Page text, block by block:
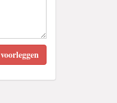
voorleggen